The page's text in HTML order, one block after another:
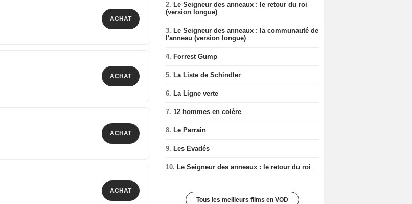
ACHAT
ACHAT
ACHAT
ACHAT
2. Le Seigneur des anneaux : le retour du roi
(version longue)
3. Le Seigneur des anneaux : la communauté de
l'anneau (version longue)
4. Forrest Gump
5. La Liste de Schindler
6. La Ligne verte
7. 12 hommes en colère
8. Le Parrain
9. Les Evadés
10. Le Seigneur des anneaux : le retour du roi
Tous les meilleurs films en VOD